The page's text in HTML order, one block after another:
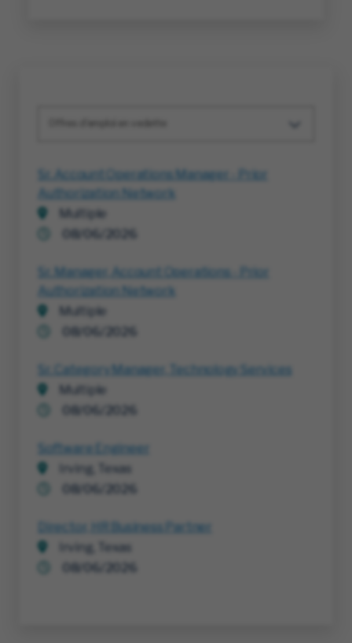
Sr. Account Operations Manager - Prior
Authorization Network
Multiple
08/06/2026
Sr. Manager, Account Operations - Prior
Authorization Network
Multiple
08/06/2026
Sr. Category Manager, Technology Services
Multiple
08/06/2026
Software Engineer
Irving, Texas
08/06/2026
Director, HR Business Partner
Irving, Texas
08/06/2026